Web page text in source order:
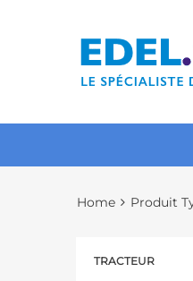
Home Produit
TRACTEUR